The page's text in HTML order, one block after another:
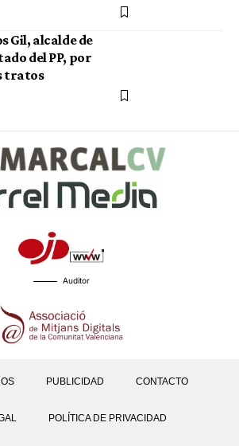
Gil, alcalde de
del PP, por
tratos
Auditor
PUBLICIDAD CONTACTO
POLÍTICA DE PRIVACIDAD